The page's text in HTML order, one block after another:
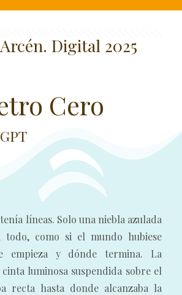
Digital 2025
Cero
líneas. Solo una niebla azulada
todo, como si el mundo hubiese
empieza y dónde termina. La
luminosa suspendida sobre el
recta hasta donde alcanzaba la